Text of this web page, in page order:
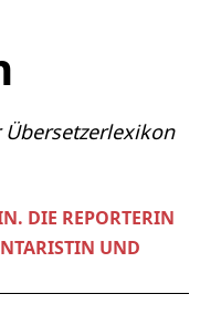
DIE REPORTERIN
UND